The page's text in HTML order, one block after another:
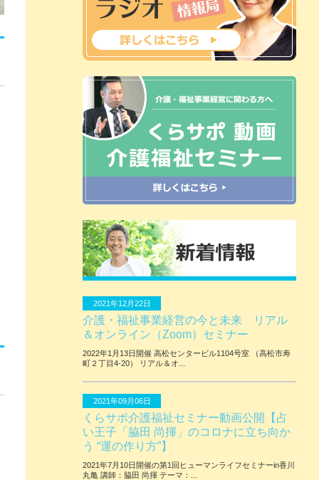
2021年12月22日
介護・福祉事業経営の今と未来 リアル
＆オンライン（Zoom）セミナー
2022年1月13日開催 ⾼松センタービル1104号室 （⾼松市寿
町２丁⽬4-20） リアル＆オ...
2021年09月06日
くらサポ介護福祉セミナー動画公開【占
い王子「脇田 尚揮」のコロナに立ち向か
う “運の作り方”】
2021年7月10日開催の第1回ヒューマンライフセミナーin香川
丸亀 講師：脇田 尚揮 テーマ：...